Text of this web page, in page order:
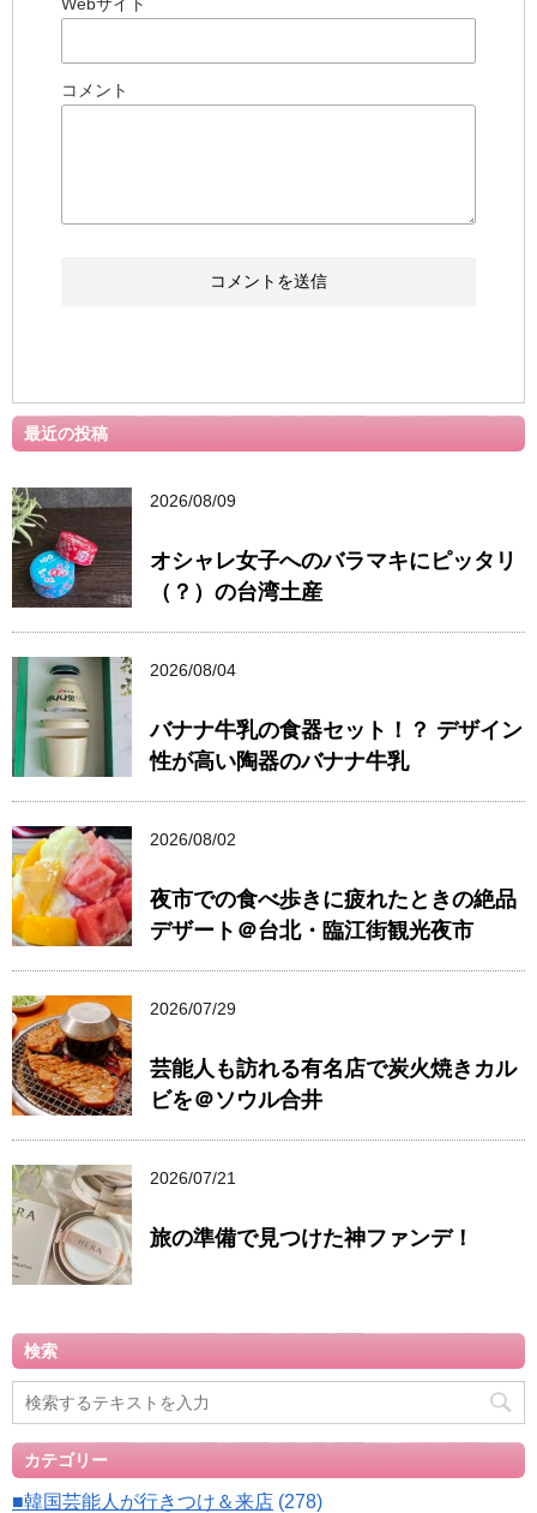
コメント
最近の投稿
2026/08/09
オシャレ女子へのバラマキにピッタリ
（？）の台湾土産
2026/08/04
バナナ牛乳の食器セット！？ デザイン
性が高い陶器のバナナ牛乳
2026/08/02
夜市での食べ歩きに疲れたときの絶品
デザート＠台北・臨江街観光夜市
2026/07/29
芸能人も訪れる有名店で炭火焼きカル
ビを＠ソウル合井
2026/07/21
旅の準備で見つけた神ファンデ！
検索
カテゴリー
■韓国芸能人が行きつけ＆来店 (278)